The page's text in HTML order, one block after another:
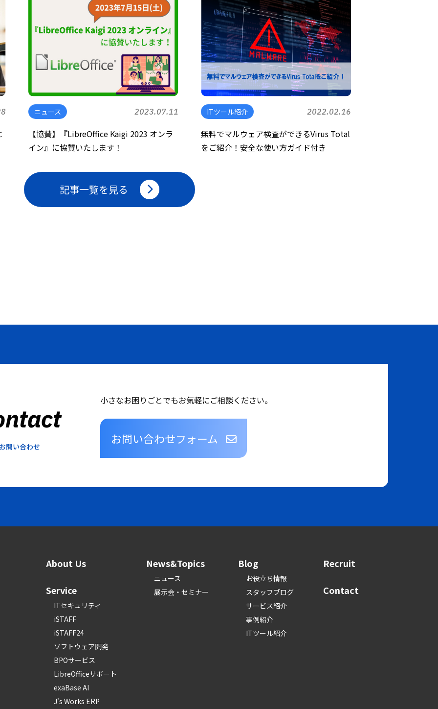
ニュース 2023.07.11
【協賛】『LibreOffice Kaigi 2023 オンラ
イン』に協賛いたします！
ITツール紹介 2022.02.16
無料でマルウェア検査ができるVirus Total
をご紹介！安全な使い方ガイド付き
記事一覧を見る
問い合わせ
小さなお困りごとでもお気軽にご相談ください。
お問い合わせフォーム
About Us
Service
ITセキュリティ
iSTAFF
iSTAFF24
ソフトウェア開発
BPOサービス
LibreOfficeサポート
exaBase AI
J's Works ERP
News&Topics
ニュース
展示会・セミナー
Blog
お役立ち情報
スタッフブログ
サービス紹介
事例紹介
ITツール紹介
Recruit
Contact